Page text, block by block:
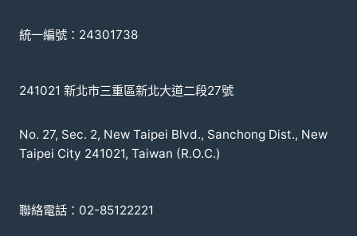
統一編號：24301738
241021 新北市三重區新北大道二段27號
No. 27, Sec. 2, New Taipei Blvd., Sanchong Dist., New
Taipei City 241021, Taiwan (R.O.C.)
聯絡電話：02-85122221